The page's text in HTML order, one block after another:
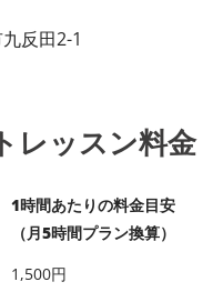
反田2-1
レッスン料金
1時間あたりの料金目安
（月5時間プラン換算）
1,500円